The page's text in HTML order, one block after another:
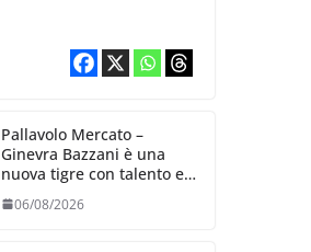
Pallavolo Mercato –
Ginevra Bazzani è una
nuova tigre con talento ed
entusiasmo
06/08/2026